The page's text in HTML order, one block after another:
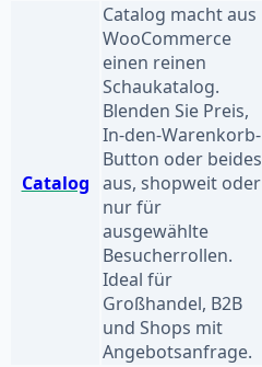
Catalog
Catalog macht aus
WooCommerce
einen reinen
Schaukatalog.
Blenden Sie Preis,
In-den-Warenkorb-
Button oder beides
aus, shopweit oder
nur für
ausgewählte
Besucherrollen.
Ideal für
Großhandel, B2B
und Shops mit
Angebotsanfrage.